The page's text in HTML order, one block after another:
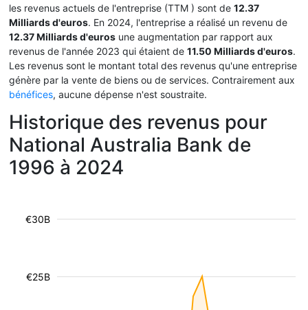
les revenus actuels de l'entreprise (TTM ) sont de 12.37
Milliards d'euros. En 2024, l'entreprise a réalisé un revenu de
12.37 Milliards d'euros une augmentation par rapport aux
revenus de l'année 2023 qui étaient de 11.50 Milliards d'euros.
Les revenus sont le montant total des revenus qu'une entreprise
génère par la vente de biens ou de services. Contrairement aux
bénéfices, aucune dépense n'est soustraite.
Historique des revenus pour
National Australia Bank de
1996 à 2024
€25B
€30B